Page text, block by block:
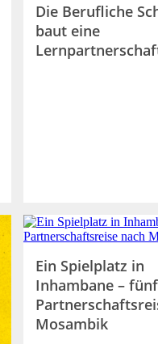
Die Berufliche
baut eine
Ein Spielplatz in
Inhambane –
Mosambik